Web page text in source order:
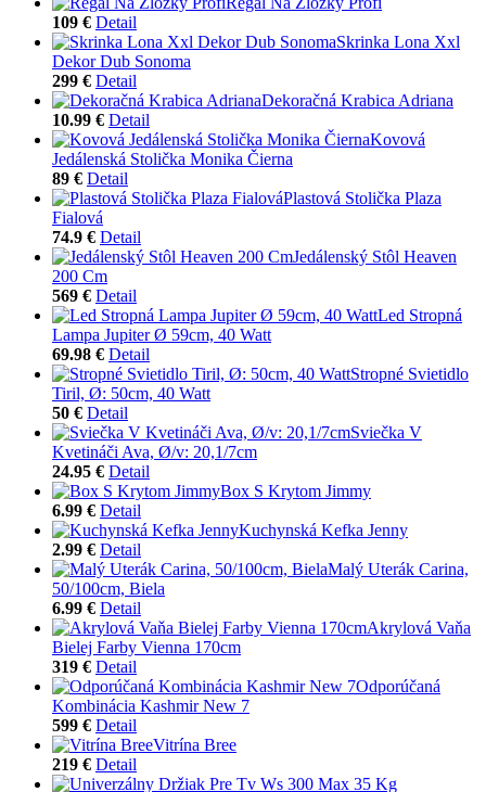
109 € Detail
Skrinka Lona Xxl
Dekor Dub Sonoma
299 € Detail
Dekoračná Krabica Adriana
10.99 € Detail
Kovová
Jedálenská Stolička Monika Čierna
89 € Detail
Plastová Stolička Plaza
Fialová
74.9 € Detail
Jedálenský Stôl Heaven
200 Cm
569 € Detail
Led Stropná
Lampa Jupiter Ø 59cm, 40 Watt
69.98 € Detail
Stropné Svietidlo
Tiril, Ø: 50cm, 40 Watt
50 € Detail
Sviečka V
Kvetináči Ava, Ø/v: 20,1/7cm
24.95 € Detail
Box S Krytom Jimmy
6.99 € Detail
Kuchynská Kefka Jenny
2.99 € Detail
Malý Uterák Carina,
50/100cm, Biela
6.99 € Detail
Akrylová Vaňa
Bielej Farby Vienna 170cm
319 € Detail
Odporúčaná
Kombinácia Kashmir New 7
599 € Detail
Vitrína Bree
219 € Detail